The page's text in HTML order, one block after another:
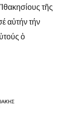
τῆς
αὐτήν τήν
ὁ